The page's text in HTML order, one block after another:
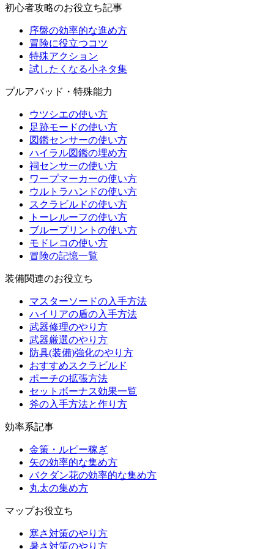
初心者攻略のお役立ち記事
序盤の効率的な進め方
冒険に役立つコツ
特殊アクション
試したくなる小ネタ集
プルアパッド・特殊能力
ウツシエの使い方
足跡モードの使い方
図鑑センサーの使い方
ハイラル図鑑の埋め方
祠センサーの使い方
ワープマーカーの使い方
ウルトラハンドの使い方
スクラビルドの使い方
トーレルーフの使い方
ブループリントの使い方
モドレコの使い方
冒険の記憶一覧
装備関連のお役立ち
マスターソードの入手方法
ハイリアの盾の入手方法
武器修理のやり方
武器厳選のやり方
防具(装備)強化のやり方
おすすめスクラビルド
ポーチの拡張方法
セットボーナス効果一覧
斧の入手方法と作り方
効率系記事
金策・ルピー稼ぎ
矢の効率的な集め方
バクダン花の効率的な集め方
丸太の集め方
マップお役立ち
寒さ対策のやり方
暑さ対策のやり方